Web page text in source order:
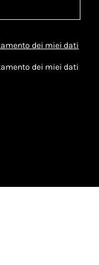
dei miei dati
dei miei dati